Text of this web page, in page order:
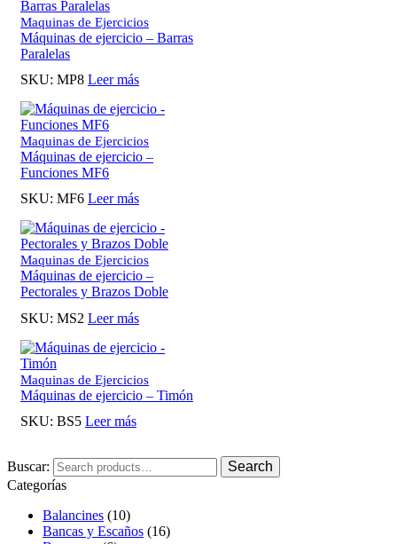
Maquinas de Ejercicios
Máquinas de ejercicio – Barras
Paralelas
SKU: MP8 Leer más
Maquinas de Ejercicios
Máquinas de ejercicio –
Funciones MF6
SKU: MF6 Leer más
Maquinas de Ejercicios
Máquinas de ejercicio –
Pectorales y Brazos Doble
SKU: MS2 Leer más
Maquinas de Ejercicios
Máquinas de ejercicio – Timón
SKU: BS5 Leer más
Buscar:
Search
Categorías
Balancines (10)
Bancas y Escaños (16)